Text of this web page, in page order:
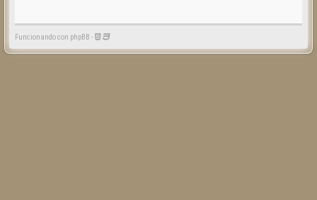
Funcionando con phpBB -